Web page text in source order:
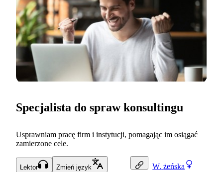
W. żeńska
Specjalista do spraw konsultingu
Usprawniam pracę firm i instytucji, pomagając im osiągać
zamierzone cele.
Lektor Zmień język